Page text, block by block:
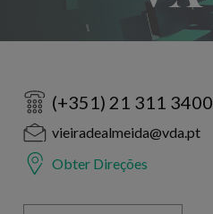
(+351) 21 311 3400
vieiradealmeida@vda.pt
Obter Direções